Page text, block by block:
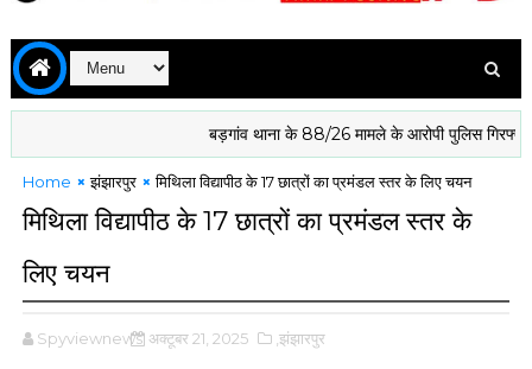
बड़गांव थाना के 88/26 मामले के आरोपी पुलिस गिरफ्त में
Home झंझारपुर मिथिला विद्यापीठ के 17 छात्रों का प्रमंडल स्तर के लिए चयन
मिथिला विद्यापीठ के 17 छात्रों का प्रमंडल स्तर के
लिए चयन
Spyviewnews अक्टूबर 21, 2025 ,झंझारपुर